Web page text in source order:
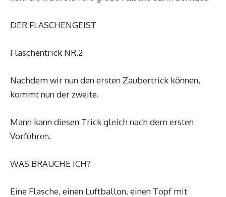
DER FLASCHENGEIST
Flaschentrick NR.2
Nachdem wir nun den ersten Zaubertrick können,
kommt nun der zweite.
Mann kann diesen Trick gleich nach dem ersten
Vorführen.
WAS BRAUCHE ICH?
Eine Flasche, einen Luftballon, einen Topf mit